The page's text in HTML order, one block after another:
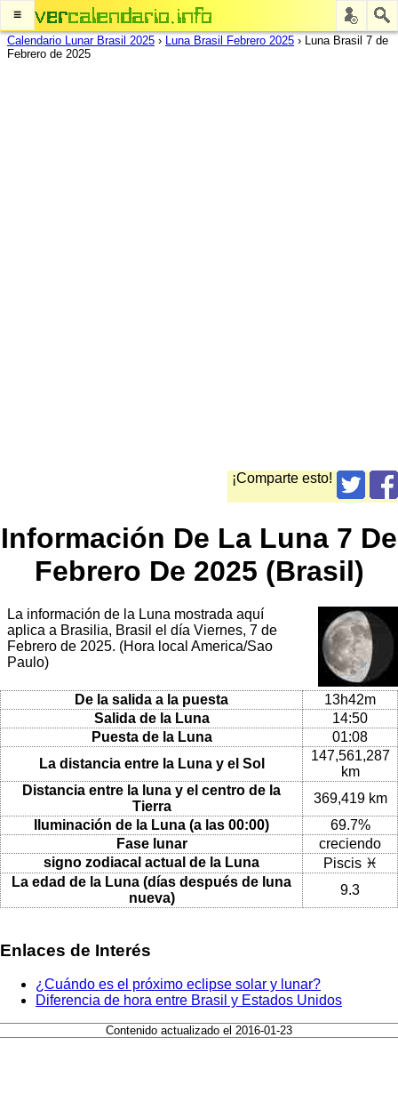
≡
Calendario Lunar Brasil 2025 › Luna Brasil Febrero 2025 › Luna Brasil 7 de
Febrero de 2025
¡Comparte esto!
Información De La Luna 7 De
Febrero De 2025 (Brasil)
La información de la Luna mostrada aquí
aplica a Brasilia, Brasil el día Viernes, 7 de
Febrero de 2025. (Hora local America/Sao
Paulo)
De la salida a la puesta
13h42m
Salida de la Luna
14:50
Puesta de la Luna
01:08
La distancia entre la Luna y el Sol
147,561,287
km
Distancia entre la luna y el centro de la
Tierra
369,419 km
Iluminación de la Luna (a las 00:00)
69.7%
Fase lunar
creciendo
signo zodiacal actual de la Luna
Piscis ♓
La edad de la Luna (días después de luna
nueva)
9.3
Enlaces de Interés
¿Cuándo es el próximo eclipse solar y lunar?
Diferencia de hora entre Brasil y Estados Unidos
Contenido actualizado el 2016-01-23